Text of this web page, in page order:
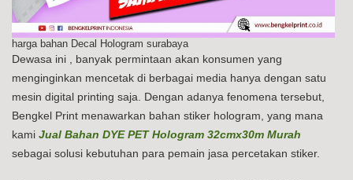
harga bahan Decal Hologram surabaya
Dewasa ini , banyak permintaan akan konsumen yang
menginginkan mencetak di berbagai media hanya dengan satu
mesin digital printing saja. Dengan adanya fenomena tersebut,
Bengkel Print menawarkan bahan stiker hologram, yang mana
kami Jual Bahan DYE PET Hologram 32cmx30m Murah
sebagai solusi kebutuhan para pemain jasa percetakan stiker.